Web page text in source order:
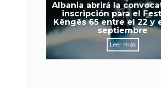
Albania abrirá la
inscripción para el
Këngës 65 entre el 22 y
septiembre
Leer más